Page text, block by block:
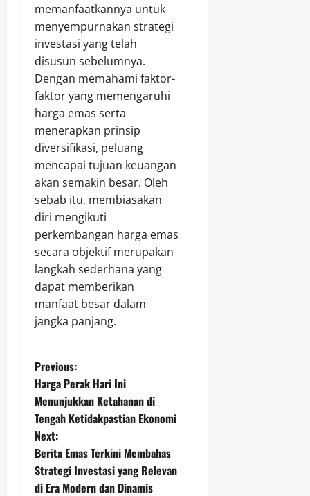
memanfaatkannya untuk
menyempurnakan strategi
investasi yang telah
disusun sebelumnya.
Dengan memahami faktor-
faktor yang memengaruhi
harga emas serta
menerapkan prinsip
diversifikasi, peluang
mencapai tujuan keuangan
akan semakin besar. Oleh
sebab itu, membiasakan
diri mengikuti
perkembangan harga emas
secara objektif merupakan
langkah sederhana yang
dapat memberikan
manfaat besar dalam
jangka panjang.
P
o
s
t
n
Previous:
Harga Perak Hari Ini
Menunjukkan Ketahanan di
Tengah Ketidakpastian Ekonomi
Next:
Berita Emas Terkini Membahas
Strategi Investasi yang Relevan
di Era Modern dan Dinamis